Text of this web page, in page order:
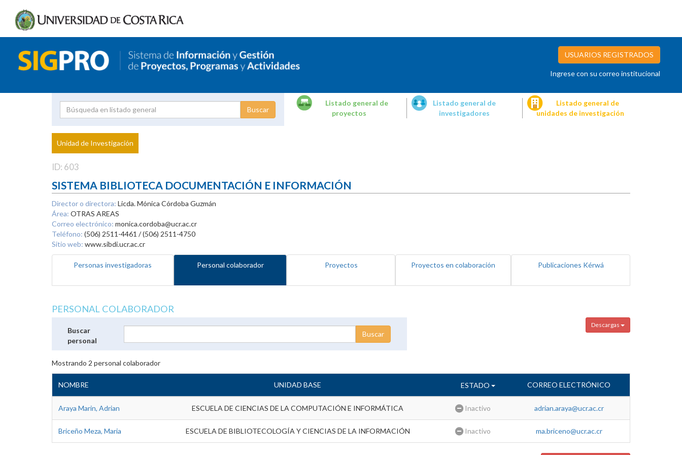
USUARIOS REGISTRADOS
Ingrese con su correo institucional
Proyecto
Investigador
Listado general de
proyectos
Listado general de
investigadores
Listado general de
unidades de investigación
Unidad de Investigación
ID: 603
SISTEMA BIBLIOTECA DOCUMENTACIÓN E INFORMACIÓN
Director o directora: Licda. Mónica Córdoba Guzmán
Área: OTRAS AREAS
Correo electrónico: monica.cordoba@ucr.ac.cr
Teléfono: (506) 2511-4461 / (506) 2511-4750
Sitio web: www.sibdi.ucr.ac.cr
Personas investigadoras Personal colaborador Proyectos Proyectos en colaboración Publicaciones Kérwá
PERSONAL COLABORADOR
Descargas
Buscar
personal
Mostrando 2 personal colaborador
NOMBRE UNIDAD BASE ESTADO CORREO ELECTRÓNICO
Araya Marin, Adrian ESCUELA DE CIENCIAS DE LA COMPUTACIÓN E INFORMÁTICA Inactivo adrian.araya@ucr.ac.cr
Briceño Meza, Maria ESCUELA DE BIBLIOTECOLOGÍA Y CIENCIAS DE LA INFORMACIÓN Inactivo ma.briceno@ucr.ac.cr